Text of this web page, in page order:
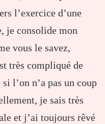
l’exercice d’une
je consolide mon
vous le savez,
très compliqué de
l’on n’a pas un coup
je sais très
et j’ai toujours rêvé